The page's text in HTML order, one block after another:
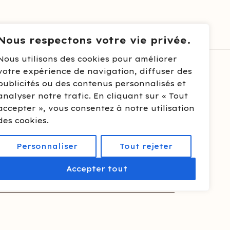
respectons votre vie privée.
utilisons des cookies pour améliorer
expérience de navigation, diffuser des
ou des contenus personnalisés et
notre trafic. En cliquant sur « Tout
», vous consentez à notre utilisation
cookies.
Personnaliser Tout rejeter
Accepter tout